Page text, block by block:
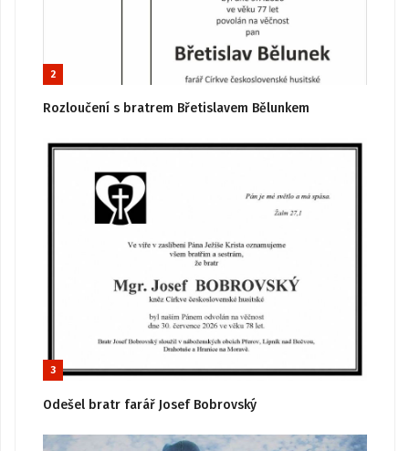
2
Rozloučení s bratrem Břetislavem Bělunkem
3
Odešel bratr farář Josef Bobrovský